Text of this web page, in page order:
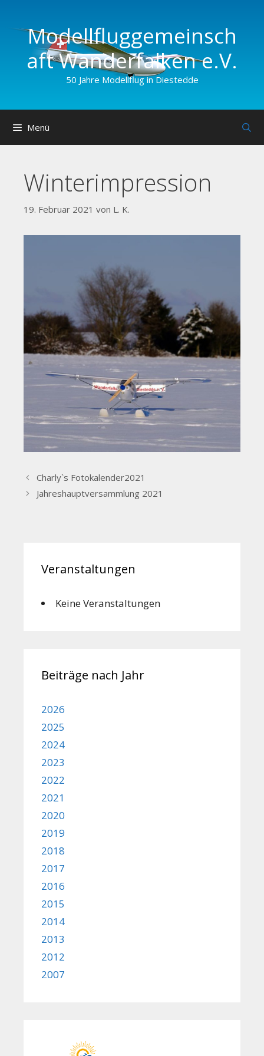
springenModellfluggemeinsch
aft Wander­falken e.V.
50 Jahre Modellflug in Diestedde
Menü
Winterimpression
19. Februar 2021 von L. K.
Charly`s Fotokalender2021
Jahreshauptversammlung 2021
Veranstaltungen
Keine Veranstaltungen
Beiträge nach Jahr
2026
2025
2024
2023
2022
2021
2020
2019
2018
2017
2016
2015
2014
2013
2012
2007